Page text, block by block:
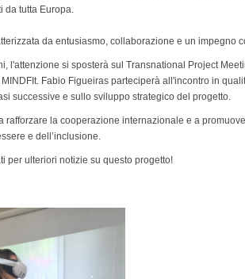
da tutta Europa.
da entusiasmo, collaborazione e un
l'attenzione si sposterà sul Transnational Project
MINDFIt. Fabio Figueiras parteciperà all'incontro in
successive e sullo sviluppo strategico del progetto.
rafforzare la cooperazione internazionale e a
e dell’inclusione.
per ulteriori notizie su questo progetto!